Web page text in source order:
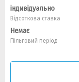
індивідуально
Відсоткова ставка
Немає
Пільговий період